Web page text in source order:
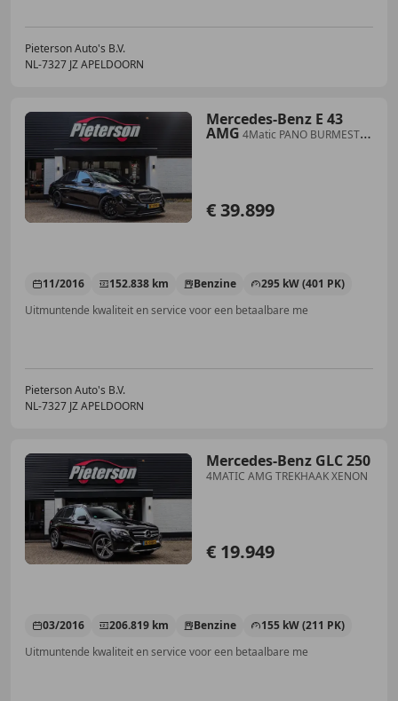
Pieterson Auto's B.V.
NL-7327 JZ APELDOORN
Mercedes-Benz E 43
AMG 4Matic PANO BURMESTER
€ 39.899
11/2016 152.838 km Benzine
295 kW (401 PK)
Uitmuntende kwaliteit en service voor een betaalbare me
Pieterson Auto's B.V.
NL-7327 JZ APELDOORN
Mercedes-Benz GLC 250
4MATIC AMG TREKHAAK XENON
€ 19.949
03/2016 206.819 km Benzine
155 kW (211 PK)
Uitmuntende kwaliteit en service voor een betaalbare me